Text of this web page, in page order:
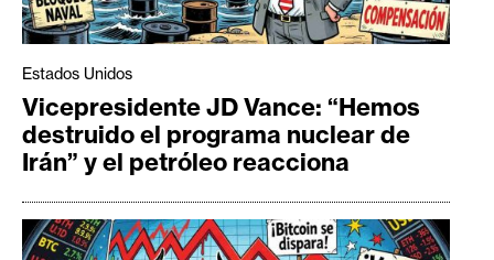
Estados Unidos
Vicepresidente JD Vance: “Hemos
destruido el programa nuclear de
Irán” y el petróleo reacciona